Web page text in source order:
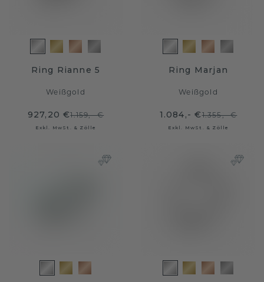
Ring Rianne 5
Weißgold
927,20 €1.159,- €
Exkl. MwSt. & Zölle
Ring Marjan
Weißgold
1.084,- €1.355,- €
Exkl. MwSt. & Zölle